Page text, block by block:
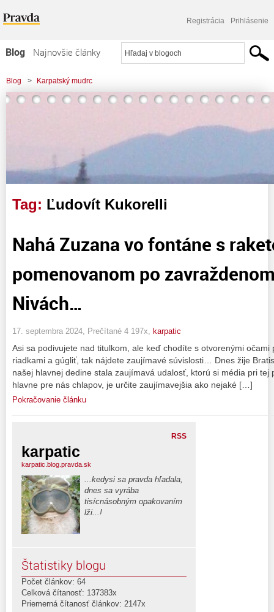
Registrácia Prihlásenie
Blog
Najnovšie články
Najčítanejšie články
Najkomentovanejšie články
Blog > Karpatský mudrc
> Nahá Zuzana vo fontáne s raketou v parku pomenovanom po zavraždenom
Tag: Ľudovít Kukorelli
Nahá Zuzana vo fontáne s
pomenovanom po
Nivách…
17. septembra 2024, Prečítané 4 197x, karpatic
Asi sa podivujete nad titulkom, ale keď chodíte s otvorenými
riadkami a gúgliť, tak nájdete zaujímavé súvislosti… Dnes žije
našej hlavnej dedine stala zaujímavá udalosť, ktorú si média pri
hlavne pre nás chlapov, je určite zaujímavejšia ako nejaké […]
Pokračovanie článku
RSS
karpatic
karpatic.blog.pravda.sk
...kedysi sa pravda hľadala,
dnes sa vyrába
tisícnásobným opakovaním
lži...!
Štatistiky blogu
Počet článkov: 64
Celková čítanosť: 137383x
Priemerná čítanosť článkov: 2147x